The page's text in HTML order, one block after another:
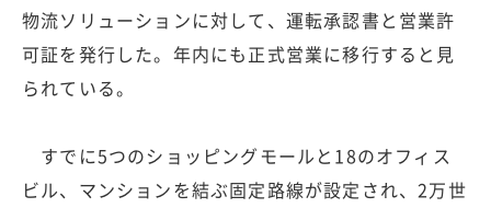
物流ソリューションに対して、運転承認書と営業許
可証を発行した。年内にも正式営業に移行すると見
られている。
すでに5つのショッピングモールと18のオフィス
ビル、マンションを結ぶ固定路線が設定され、2万世